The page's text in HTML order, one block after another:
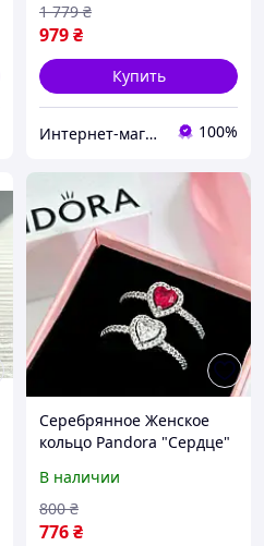
979₴
1 779 ₴
Купить
Интернет-магазин "Sriblo" 100%
Серебрянное Женское
кольцо Pandora "Сердце"
В наличии
776₴
800 ₴